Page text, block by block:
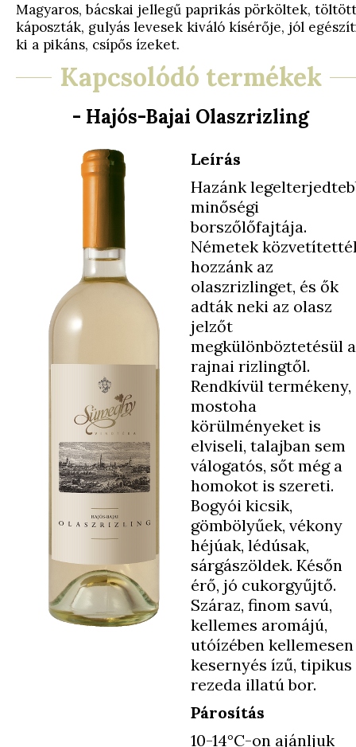
Magyaros, bácskai jellegű paprikás pörköltek, töltött
káposzták, gulyás levesek kiváló kísérője, jól
ki a pikáns, csípős ízeket.
Kapcsolódó termékek
- Hajós-Bajai Olaszrizling
Leírás
Hazánk
minőségi
borszőlőfajtája.
Németek
hozzánk az
olaszrizlinget, és ők
adták neki az olasz
jelzőt
megkülönböztetésül a
rajnai rizlingtől.
Rendkívül termékeny,
mostoha
körülményeket is
elviseli, talajban sem
válogatós, sőt még a
homokot is szereti.
Bogyói kicsik,
gömbölyűek, vékony
héjúak, lédúsak,
sárgászöldek. Későn
érő, jó cukorgyűjtő.
Száraz, finom savú,
kellemes aromájú,
utóízében kellemesen
kesernyés ízű, tipikus
rezeda illatú bor.
Párosítás
10-14°C-on ajánljuk